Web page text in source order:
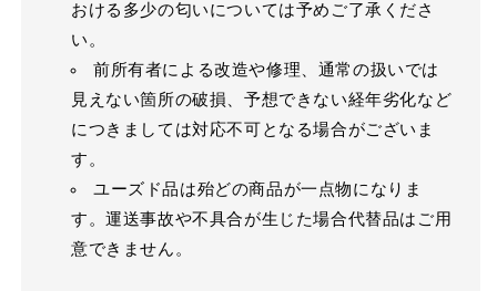
おける多少の匂いについては予めご了承くださ
い。
前所有者による改造や修理、通常の扱いでは
見えない箇所の破損、予想できない経年劣化など
につきましては対応不可となる場合がございま
す。
ユーズド品は殆どの商品が一点物になりま
す。運送事故や不具合が生じた場合代替品はご用
意できません。